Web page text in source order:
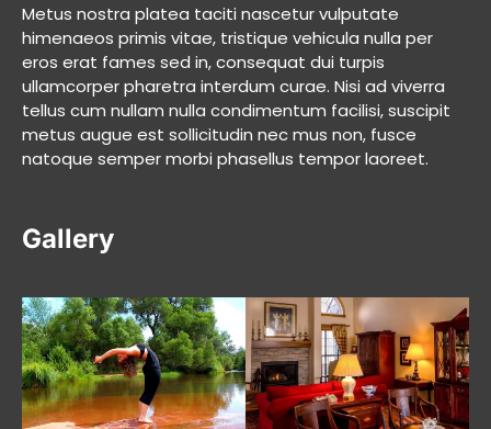
Metus nostra platea taciti nascetur vulputate
himenaeos primis vitae, tristique vehicula nulla per
eros erat fames sed in, consequat dui turpis
ullamcorper pharetra interdum curae. Nisi ad viverra
tellus cum nullam nulla condimentum facilisi, suscipit
metus augue est sollicitudin nec mus non, fusce
natoque semper morbi phasellus tempor laoreet.
Gallery